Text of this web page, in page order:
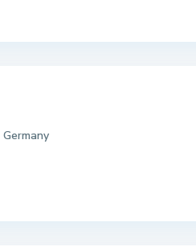
Germany